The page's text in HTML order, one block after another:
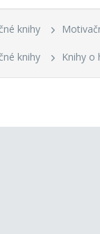
knihy
knihy Knihy o